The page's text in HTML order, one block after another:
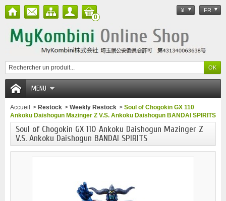
¥ FR
0
MENU
Accueil > Restock > Weekly Restock > Soul of Chogokin GX 110
Ankoku Daishogun Mazinger Z V.S. Ankoku Daishogun BANDAI SPIRITS
Soul of Chogokin GX 110 Ankoku Daishogun Mazinger Z
V.S. Ankoku Daishogun BANDAI SPIRITS